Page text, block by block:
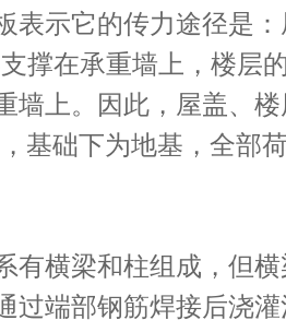
示它的传力途径是：
撑在承重墙上，楼层
墙上。因此，屋盖、
基础下为地基，全部
横梁和柱组成，但横
过端部钢筋焊接后浇